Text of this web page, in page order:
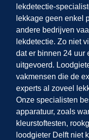
lekdetectie-
lekkage geen enkel
andere bedrijven
lekdetectie. Zo niet
dat er binnen 24 uur
uitgevoerd.
vakmensen die de
experts al zoveel
Onze specialisten
apparatuur, zoals
kleurstoftesten,
loodgieter Delft niet